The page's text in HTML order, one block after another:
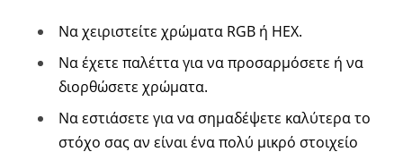
Να χειριστείτε χρώματα RGB ή HEX.
Να έχετε παλέττα για να προσαρμόσετε ή να
διορθώσετε χρώματα.
Να εστιάσετε για να σημαδέψετε καλύτερα το
στόχο σας αν είναι ένα πολύ μικρό στοιχείο